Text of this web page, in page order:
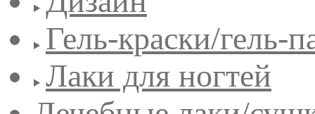
Гель-краски/гель-
Лаки для ногтей